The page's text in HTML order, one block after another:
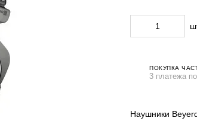
ПОКУПКА
3 платежа
Наушники